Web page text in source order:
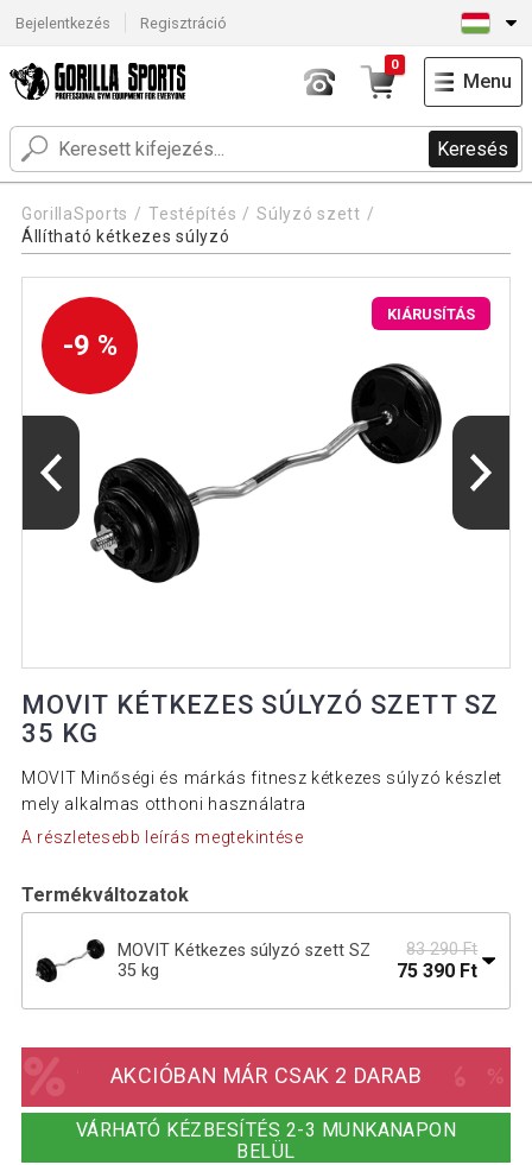
Bejelentkezés Regisztráció
Keresés
0
Menu
GorillaSports Testépítés
Súlyzó szett
Állítható kétkezes súlyzó
-9 %
KIÁRUSÍTÁS
MOVIT KÉTKEZES SÚLYZÓ SZETT SZ
35 KG
MOVIT Minőségi és márkás fitnesz kétkezes súlyzó készlet
mely alkalmas otthoni használatra
A részletesebb leírás megtekintése
Termékváltozatok
MOVIT Kétkezes súlyzó szett SZ
35 kg
83 290 Ft
75 390 Ft
csillagzár
134 790 Ft
AKCIÓBAN MÁR CSAK 2 DARAB
VÁRHATÓ KÉZBESÍTÉS 2-3 MUNKANAPON
BELÜL